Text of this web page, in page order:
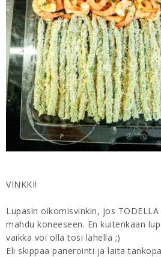
VINKKI!
Lupasin oikomisvinkin, jos
mahdu koneeseen. En kuitenkaan
vaikka voi olla tosi lähellä ;)
Eli skippaa panerointi ja laita